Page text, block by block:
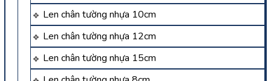
Len chân tường nhựa 10cm
Len chân tường nhựa 12cm
Len chân tường nhựa 15cm